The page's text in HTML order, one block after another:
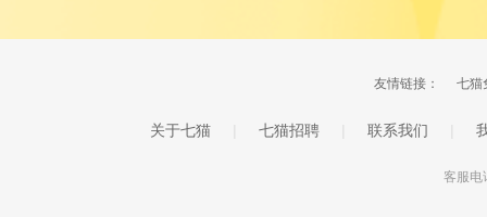
友情链接： 七猫
关于七猫 七猫招聘 联系我们
客服电